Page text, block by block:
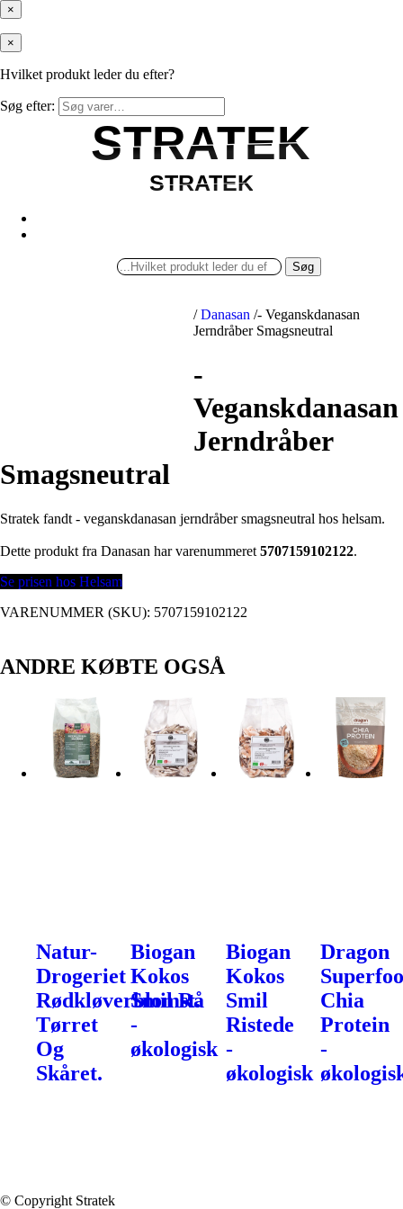
×
×
Hvilket produkt leder du efter?
Søg efter:
STRATEK
STRATEK
STRATEK
STRATEK
Søg
/ Danasan /- Veganskdanasan
Jerndråber Smagsneutral
-
Veganskdanasan
Jerndråber
Smagsneutral
Stratek fandt - veganskdanasan jerndråber smagsneutral hos helsam.
Dette produkt fra Danasan har varenummeret 5707159102122.
Se prisen hos Helsam
VARENUMMER (SKU): 5707159102122
ANDRE KØBTE OGSÅ
Natur-
Drogeriet
Rødkløverblomst.
Tørret
Og
Skåret.
Biogan
Kokos
Smil Rå
-
økologisk
Biogan
Kokos
Smil
Ristede
-
økologisk
Dragon
Chia
Protein
-
© Copyright Stratek